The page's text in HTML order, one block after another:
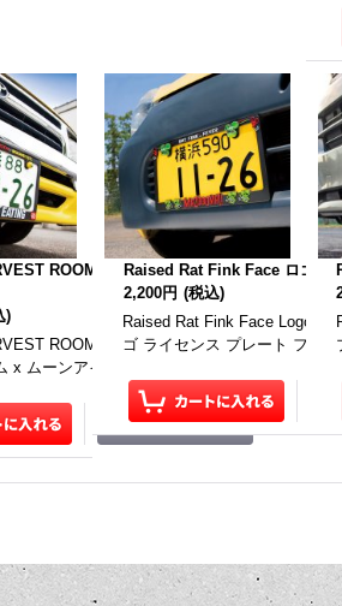
ス プレー
ト フレーム DGBP020]
レイズド トラック マスターズ ロゴ
テムは、一枚の価格…
ROOM x MOONEYES ロゴ ライセンス
)
ROOM X MOONEYES Logo License
x ムーンアイズ ロゴ ライセンス プレート フ
Raised Rat Fink Face ロゴ ラ
2,200円 (税込)
Raised Rat Fink Face Logo
ゴ ライセンス プレート フレ